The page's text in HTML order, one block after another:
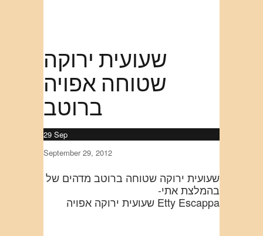
שעועית ירוקה
שטוחה אפויה
ברוטב
29 Sep
September 29, 2012
שעועית ירוקה שטוחה ברוטב מדהים של
בהמלצת אתי-
Etty Escappa שעועית ירוקה אפויה